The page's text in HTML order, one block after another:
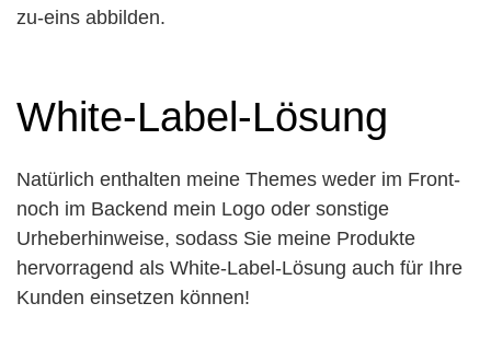
zu-eins abbilden.
White-Label-Lösung
Natürlich enthalten meine Themes weder im Front-
noch im Backend mein Logo oder sonstige
Urheberhinweise, sodass Sie meine Produkte
hervorragend als White-Label-Lösung auch für Ihre
Kunden einsetzen können!